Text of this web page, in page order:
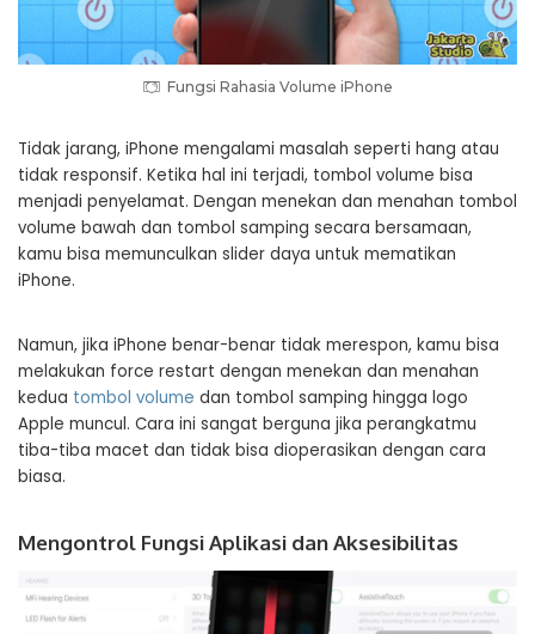
Fungsi Rahasia Volume iPhone
Tidak jarang, iPhone mengalami masalah seperti hang atau
tidak responsif. Ketika hal ini terjadi, tombol volume bisa
menjadi penyelamat. Dengan menekan dan menahan tombol
volume bawah dan tombol samping secara bersamaan,
kamu bisa memunculkan slider daya untuk mematikan
iPhone.
Namun, jika iPhone benar-benar tidak merespon, kamu bisa
melakukan force restart dengan menekan dan menahan
kedua tombol volume dan tombol samping hingga logo
Apple muncul. Cara ini sangat berguna jika perangkatmu
tiba-tiba macet dan tidak bisa dioperasikan dengan cara
biasa.
Mengontrol Fungsi Aplikasi dan Aksesibilitas